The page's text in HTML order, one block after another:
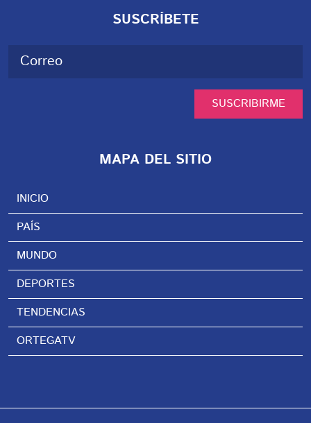
SUSCRÍBETE
SUSCRIBIRME
MAPA DEL SITIO
INICIO
PAÍS
MUNDO
DEPORTES
TENDENCIAS
ORTEGATV